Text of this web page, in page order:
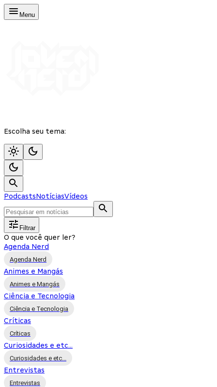
Menu
Escolha seu tema:
PodcastsNotíciasVídeos
Filtrar
O que você quer ler?
Agenda Nerd
Agenda Nerd
Animes e Mangás
Animes e Mangás
Ciência e Tecnologia
Ciência e Tecnologia
Críticas
Críticas
Curiosidades e etc...
Curiosidades e etc...
Entrevistas
Entrevistas